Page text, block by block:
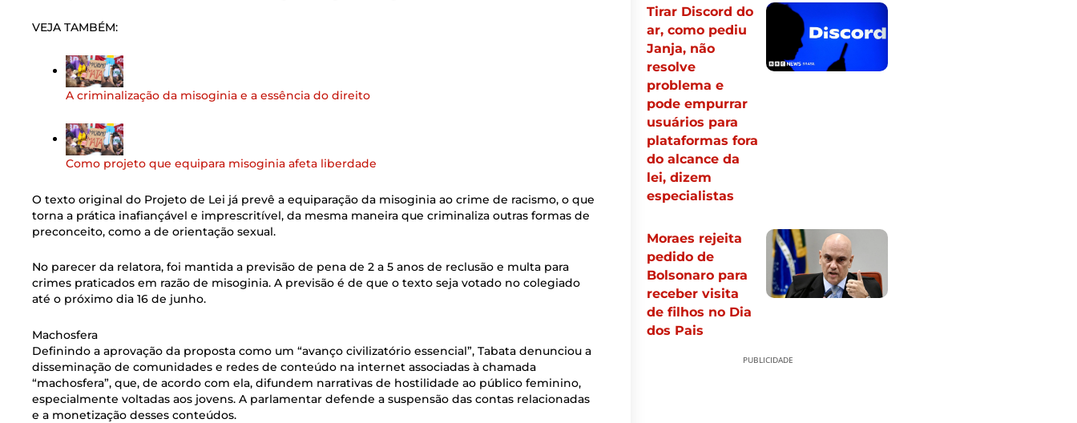
VEJA TAMBÉM:
A criminalização da misoginia e a essência do direito
Como projeto que equipara misoginia afeta liberdade
O texto original do Projeto de Lei já prevê a equiparação da misoginia ao crime de racismo, o que
torna a prática inafiançável e imprescritível, da mesma maneira que criminaliza outras formas de
preconceito, como a de orientação sexual.
No parecer da relatora, foi mantida a previsão de pena de 2 a 5 anos de reclusão e multa para
crimes praticados em razão de misoginia. A previsão é de que o texto seja votado no colegiado
até o próximo dia 16 de junho.
Machosfera
Definindo a aprovação da proposta como um “avanço civilizatório essencial”, Tabata denunciou a
disseminação de comunidades e redes de conteúdo na internet associadas à chamada
“machosfera”, que, de acordo com ela, difundem narrativas de hostilidade ao público feminino,
especialmente voltadas aos jovens. A parlamentar defende a suspensão das contas relacionadas
e a monetização desses conteúdos.
Tirar Discord do
ar, como pediu
Janja, não
resolve
problema e
pode empurrar
usuários para
plataformas fora
do alcance da
lei, dizem
especialistas
Moraes rejeita
pedido de
Bolsonaro para
receber visita
de filhos no Dia
dos Pais
PUBLICIDADE